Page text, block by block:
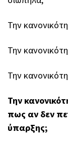
Την
Την
Την
Την
πως αν δεν
ύπαρξης;